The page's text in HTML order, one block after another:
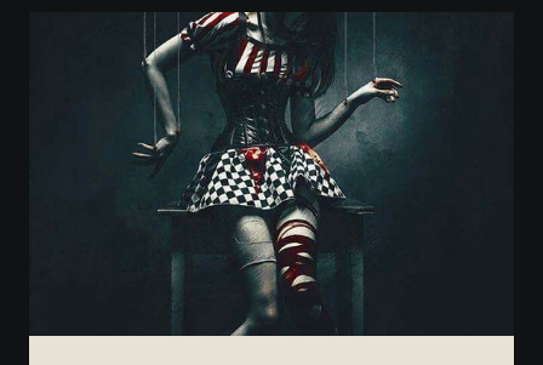
O
QUE
SIGNIFICA?